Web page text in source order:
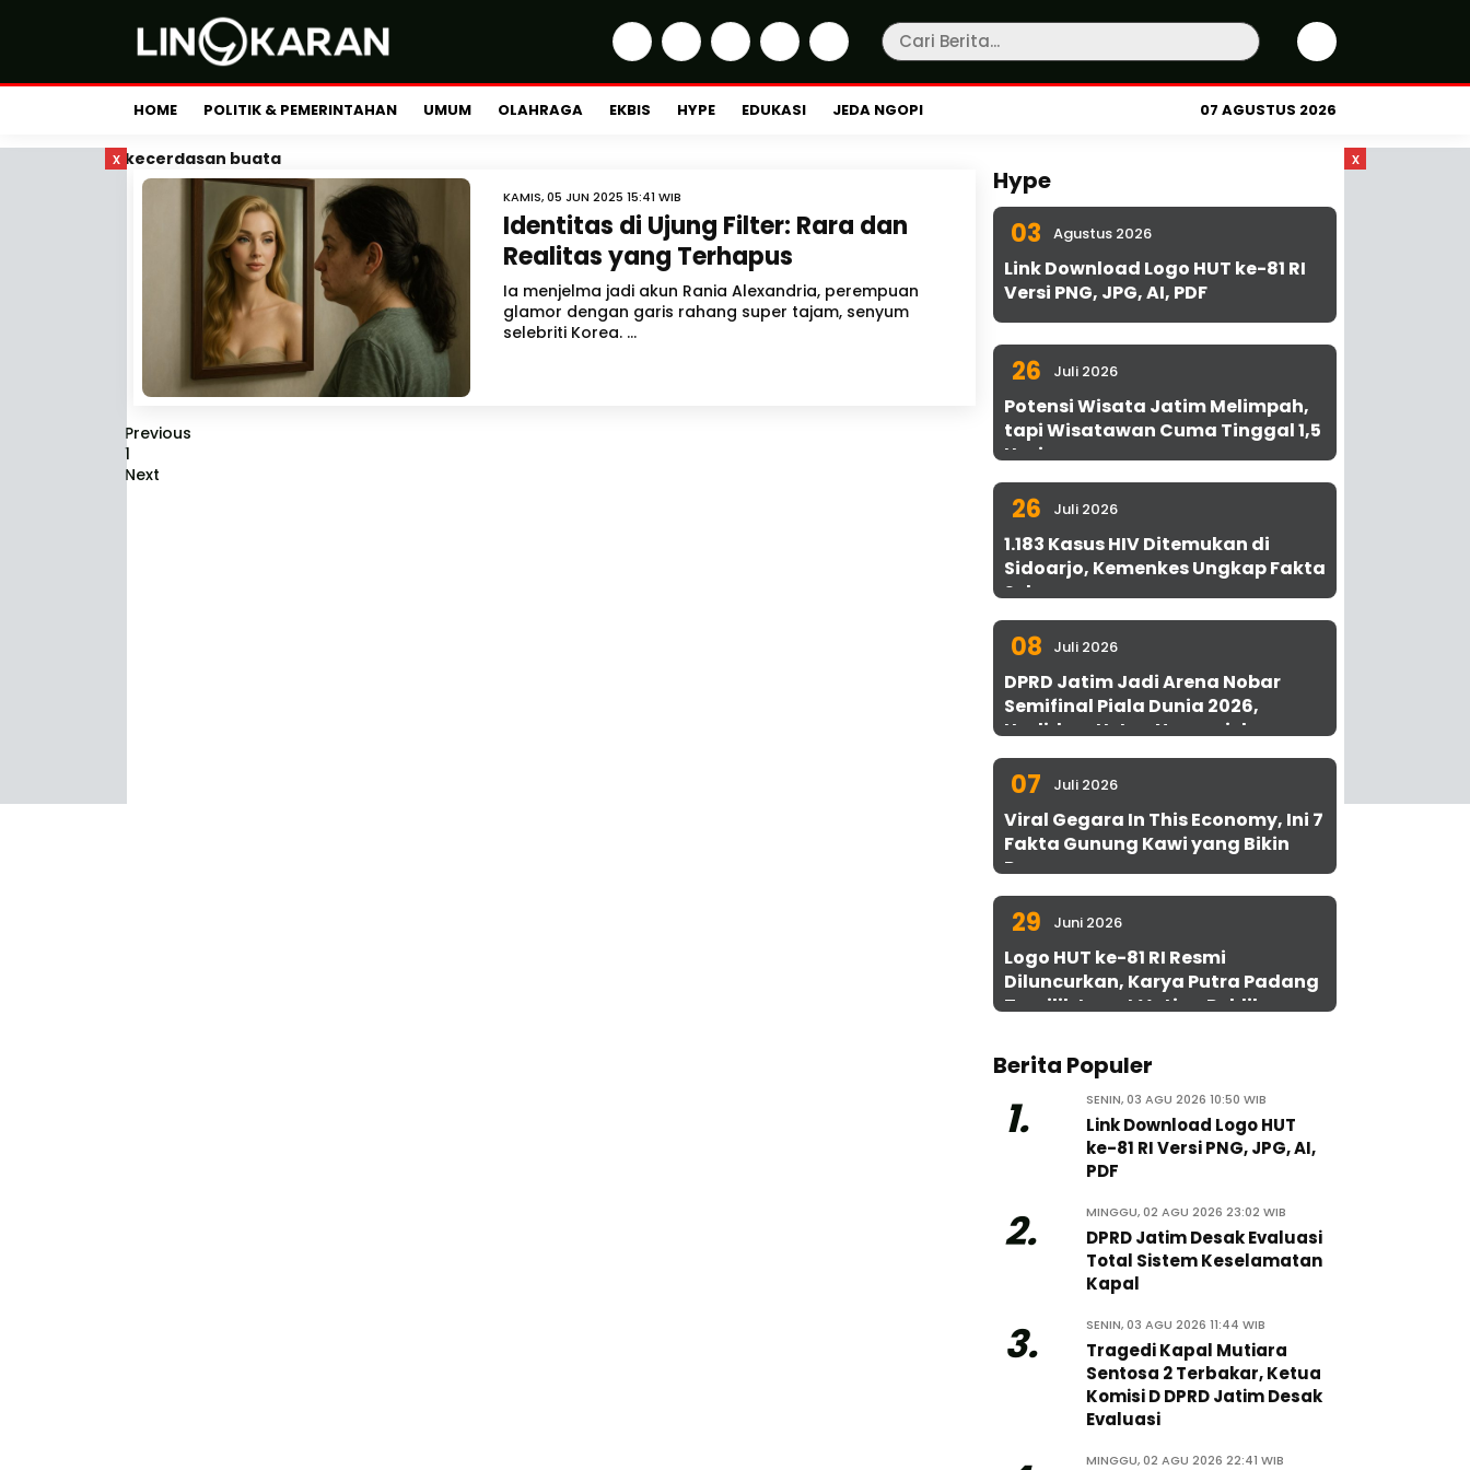
HOME POLITIK & PEMERINTAHAN UMUM OLAHRAGA EKBIS HYPE EDUKASI JEDA NGOPI 07 AGUSTUS 2026
x x
kecerdasan buata
KAMIS, 05 JUN 2025 15:41 WIB
Identitas di Ujung Filter: Rara dan
Realitas yang Terhapus
Ia menjelma jadi akun Rania Alexandria, perempuan
glamor dengan garis rahang super tajam, senyum
selebriti Korea. ...
Previous
1
Next
Hype
03 Agustus 2026
Link Download Logo HUT ke-81 RI
Versi PNG, JPG, AI, PDF
26 Juli 2026
Potensi Wisata Jatim Melimpah,
tapi Wisatawan Cuma Tinggal 1,5
Hari
26 Juli 2026
1.183 Kasus HIV Ditemukan di
Sidoarjo, Kemenkes Ungkap Fakta
Sebenarnya
08 Juli 2026
DPRD Jatim Jadi Arena Nobar
Semifinal Piala Dunia 2026,
Hadirkan Uston Nawawi dan
UMKM Gratis untuk 1.000 Warga
07 Juli 2026
Viral Gegara In This Economy, Ini 7
Fakta Gunung Kawi yang Bikin
Penasaran
29 Juni 2026
Logo HUT ke-81 RI Resmi
Diluncurkan, Karya Putra Padang
Terpilih Lewat Voting Publik
Berita Populer
1. SENIN, 03 AGU 2026 10:50 WIB
Link Download Logo HUT
ke-81 RI Versi PNG, JPG, AI,
PDF
2. MINGGU, 02 AGU 2026 23:02 WIB
DPRD Jatim Desak Evaluasi
Total Sistem Keselamatan
Kapal
3. SENIN, 03 AGU 2026 11:44 WIB
Tragedi Kapal Mutiara
Sentosa 2 Terbakar, Ketua
Komisi D DPRD Jatim Desak
Evaluasi
MINGGU, 02 AGU 2026 22:41 WIB